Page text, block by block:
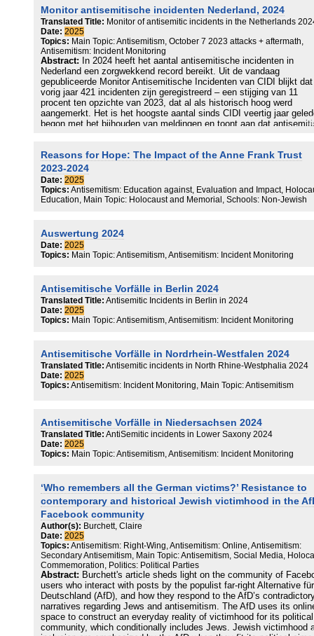
Monitor antisemitische incidenten Nederland, 2024
Translated Title: Monitor of antisemitic incidents in the Netherlands
Date: 2025
Topics: Main Topic: Antisemitism, October 7 2023 attacks + aftermath,
Antisemitism: Incident Monitoring
Abstract:
In 2024 heeft het aantal antisemitische incidenten in
Nederland een zorgwekkend record bereikt. Uit de vandaag
gepubliceerde Monitor Antisemitische Incidenten van CIDI blijkt dat
vorig jaar 421 incidenten zijn geregistreerd – een stijging van 11
procent ten opzichte van 2023, dat al als historisch hoog werd
aangemerkt. Het is het hoogste aantal sinds CIDI veertig jaar
begon met het bijhouden van meldingen en toont aan dat
138 per jaar. In de afgelopen twee jaar is dit aantal met maar liefst
procent gestegen.
Reasons for Hope: The Impact of the Anne Frank Trust
2023-2024
Date: 2025
Topics: Antisemitism: Education against, Evaluation and Impact,
Education, Main Topic: Holocaust and Memorial, Schools: Non-Jewish
Auswertung 2024
Date: 2025
Topics: Main Topic: Antisemitism, Antisemitism: Incident Monitoring
Antisemitische Vorfälle in Berlin 2024
Translated Title: Antisemitic Incidents in Berlin in 2024
Date: 2025
Topics: Main Topic: Antisemitism, Antisemitism: Incident Monitoring
Antisemitische Vorfälle in Nordrhein-Westfalen 2024
Translated Title: Antisemitic incidents in North Rhine-Westphalia 2024
Date: 2025
Topics: Antisemitism: Incident Monitoring, Main Topic: Antisemitism
Antisemitische Vorfälle in Niedersachsen 2024
Translated Title: AntiSemitic incidents in Lower Saxony 2024
Date: 2025
Topics: Main Topic: Antisemitism, Antisemitism: Incident Monitoring
‘Who remembers all the German victims?’ Resistance to
contemporary and historical Jewish victimhood in the
Facebook community
Author(s): Burchett, Claire
Date: 2025
Topics: Antisemitism: Right-Wing, Antisemitism: Online, Antisemitism:
Secondary Antisemitism, Main Topic: Antisemitism, Social Media,
Commemoration, Politics: Political Parties
Abstract: Burchett's article sheds light on the community of
users who interact with posts by the populist far-right Alternative für
Deutschland (AfD), and how they respond to the AfD’s
narratives regarding Jews and antisemitism. The AfD uses its
space to construct an everyday reality of victimhood for its political
community, which conditionally includes Jews. Jewish victimhood